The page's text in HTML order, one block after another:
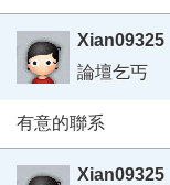
Xian09325
論壇乞丐
有意的聯系
Xian09325